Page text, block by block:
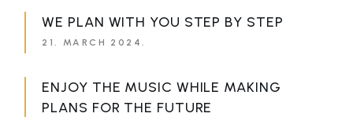
WE PLAN WITH YOU STEP BY STEP
21. MARCH 2024.
ENJOY THE MUSIC WHILE MAKING
PLANS FOR THE FUTURE